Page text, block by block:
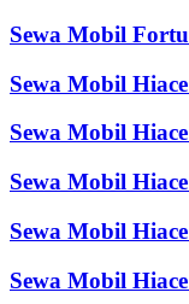
Sewa Mobil
Sewa Mobil
Sewa Mobil
Sewa Mobil
Sewa Mobil
Sewa Mobil